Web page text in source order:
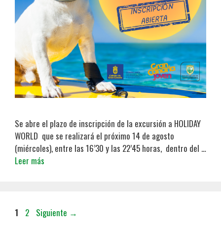
Se abre el plazo de inscripción de la excursión a HOLIDAY
WORLD que se realizará el próximo 14 de agosto
(miércoles), entre las 16’30 y las 22’45 horas, dentro del …
Leer más
1 2 Siguiente →